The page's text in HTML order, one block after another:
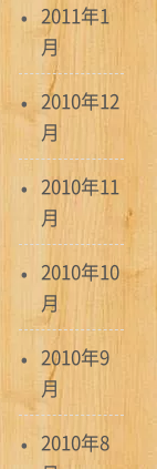
2011年1
月
2010年12
月
2010年11
月
2010年10
月
2010年9
月
2010年8